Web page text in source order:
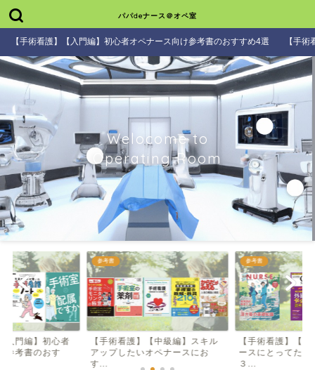
パパdeナース＠オペ室
【手術看護】【入門編】初心者オペナース向け参考書のおすすめ4選 【手
Welocome to
Operating Room
入門編】初心者
参考書のおす
参考書
【手術看護】【中級編】スキル
アップしたいオペナースにお
す...
参考書
【手術看護】【
ースにとってため
３...